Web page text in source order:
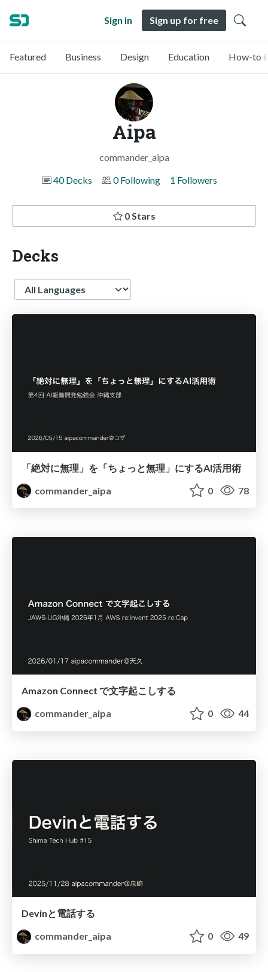
Sign in Sign up for free
Featured Business Design Education How-to
Aipa
commander_aipa
40 Decks
0 Following 1 Followers
0 Stars
Decks
Language
「絶対に無理」を「ちょっと無理」にするAI活用術
commander_aipa
0 78
Amazon Connect で文字起こしする
commander_aipa
0 44
Devinと電話する
commander_aipa
0 49